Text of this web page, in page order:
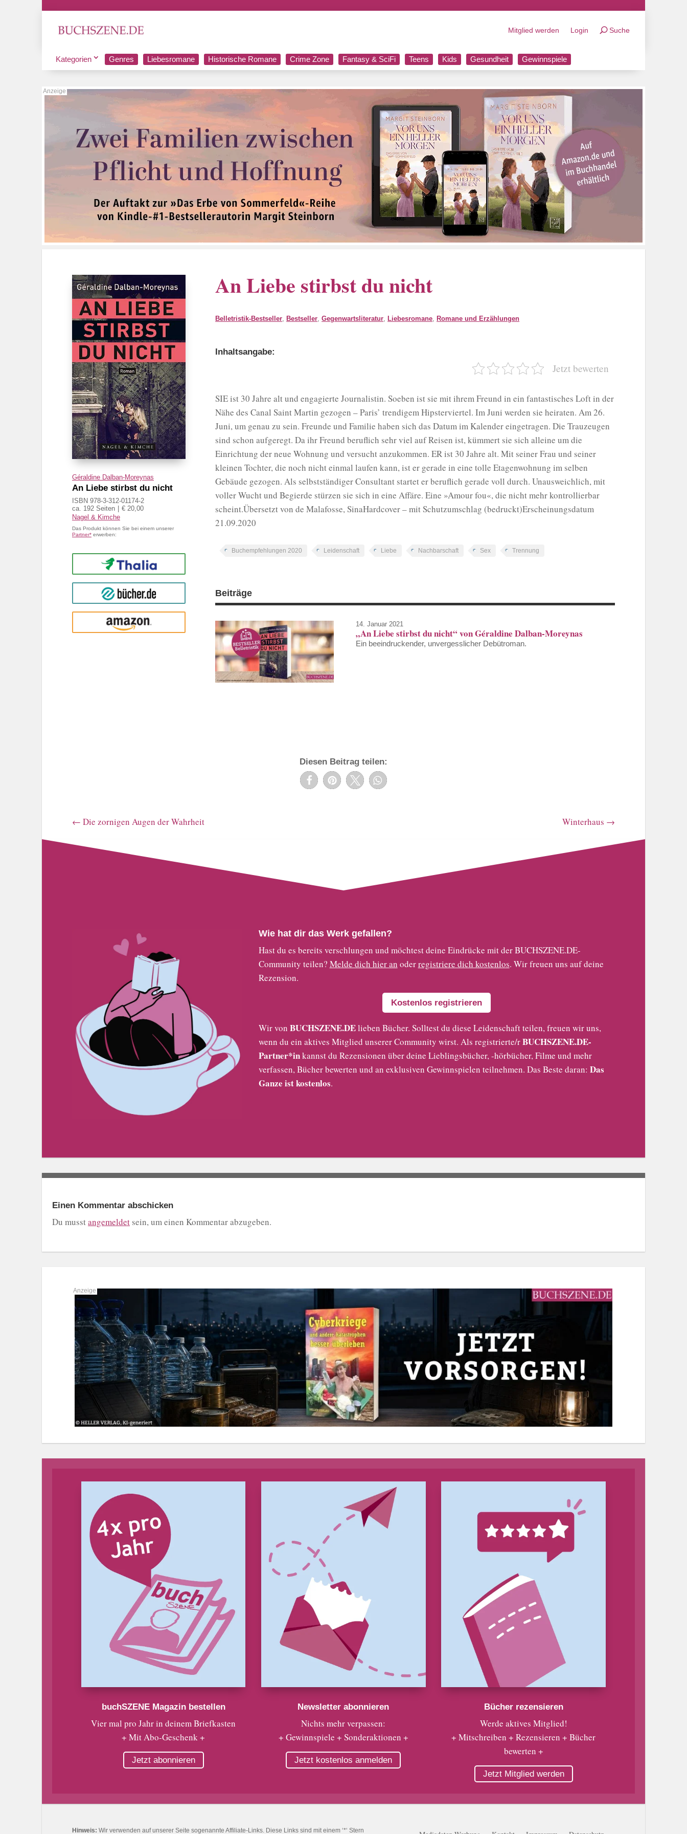
Mitglied werden Login Suche
Kategorien Genres Liebesromane Historische Romane Crime Zone Fantasy & SciFi Teens Kids Gesundheit Gewinnspiele
Géraldine Dalban-Moreynas
An Liebe stirbst du nicht
ISBN 978-3-312-01174-2
ca. 192 Seiten
€ 20,00
Nagel & Kimche
Das Produkt können Sie bei einem unserer
Partner* erwerben:
Thalia
buecher.de
Amazon
An Liebe stirbst du nicht
Belletristik-Bestseller, Bestseller,Gegenwartsliteratur, Liebesromane, Romane und Erzählungen
Inhaltsangabe:
Jetzt bewerten
SIE ist 30 Jahre alt und engagierte Journalistin. Soeben ist sie mit ihrem Freund in ein fantastisches Loft in der
Nähe des Canal Saint Martin gezogen – Paris’ trendigem Hipsterviertel. Im Juni werden sie heiraten. Am 26.
Juni, um genau zu sein. Freunde und Familie haben sich das Datum im Kalender eingetragen. Die Trauzeugen
sind schon aufgeregt. Da ihr Freund beruflich sehr viel auf Reisen ist, kümmert sie sich alleine um die
Einrichtung der neue Wohnung und versucht anzukommen. ER ist 30 Jahre alt. Mit seiner Frau und seiner
kleinen Tochter, die noch nicht einmal laufen kann, ist er gerade in eine tolle Etagenwohnung im selben
Gebäude gezogen. Als selbstständiger Consultant startet er beruflich gerade voll durch. Unausweichlich, mit
voller Wucht und Begierde stürzen sie sich in eine Affäre. Eine »Amour fou«, die nicht mehr kontrollierbar
scheint.Übersetzt von de Malafosse, SinaHardcover – mit Schutzumschlag (bedruckt)Erscheinungsdatum
21.09.2020
Buchempfehlungen 2020 Leidenschaft Liebe Nachbarschaft Sex Trennung
Beiträge
14. Januar 2021
„An Liebe stirbst du nicht“ von Géraldine Dalban-Moreynas
Ein beeindruckender, unvergesslicher Debütroman.
Diesen Beitrag teilen:
← Die zornigen Augen der Wahrheit Winterhaus →
Wie hat dir das Werk gefallen?
Hast du es bereits verschlungen und möchtest deine Eindrücke mit der BUCHSZENE.DE-
Community teilen? Melde dich hier an oderregistriere dich kostenlos. Wir freuen uns auf deine
Rezension.
Kostenlos registrieren
Wir von BUCHSZENE.DElieben Bücher. Solltest du diese Leidenschaft teilen, freuen wir uns,
wenn du ein aktives Mitglied unserer Community wirst. Als registrierte/rBUCHSZENE.DE-
Partner*inkannst du Rezensionen über deine Lieblingsbücher, -hörbücher, Filme und mehr
verfassen, Bücher bewerten und an exklusiven Gewinnspielen teilnehmen. Das Beste daran: Das
Ganze ist kostenlos.
Einen Kommentar abschicken
Du musstangemeldet sein, um einen Kommentar abzugeben.
buchSZENE Magazin bestellen
Vier mal pro Jahr in deinem Briefkasten
+ Mit Abo-Geschenk +
Jetzt abonnieren
Newsletter abonnieren
Nichts mehr verpassen:
+ Gewinnspiele + Sonderaktionen +
Jetzt kostenlos anmelden
Bücher rezensieren
Werde aktives Mitglied!
+ Mitschreiben + Rezensieren + Bücher
bewerten +
Jetzt Mitglied werden
Hinweis: Wir verwenden auf unserer Seite sogenannte Affiliate-Links. Diese Links sind mit einem ‘*‘ Stern